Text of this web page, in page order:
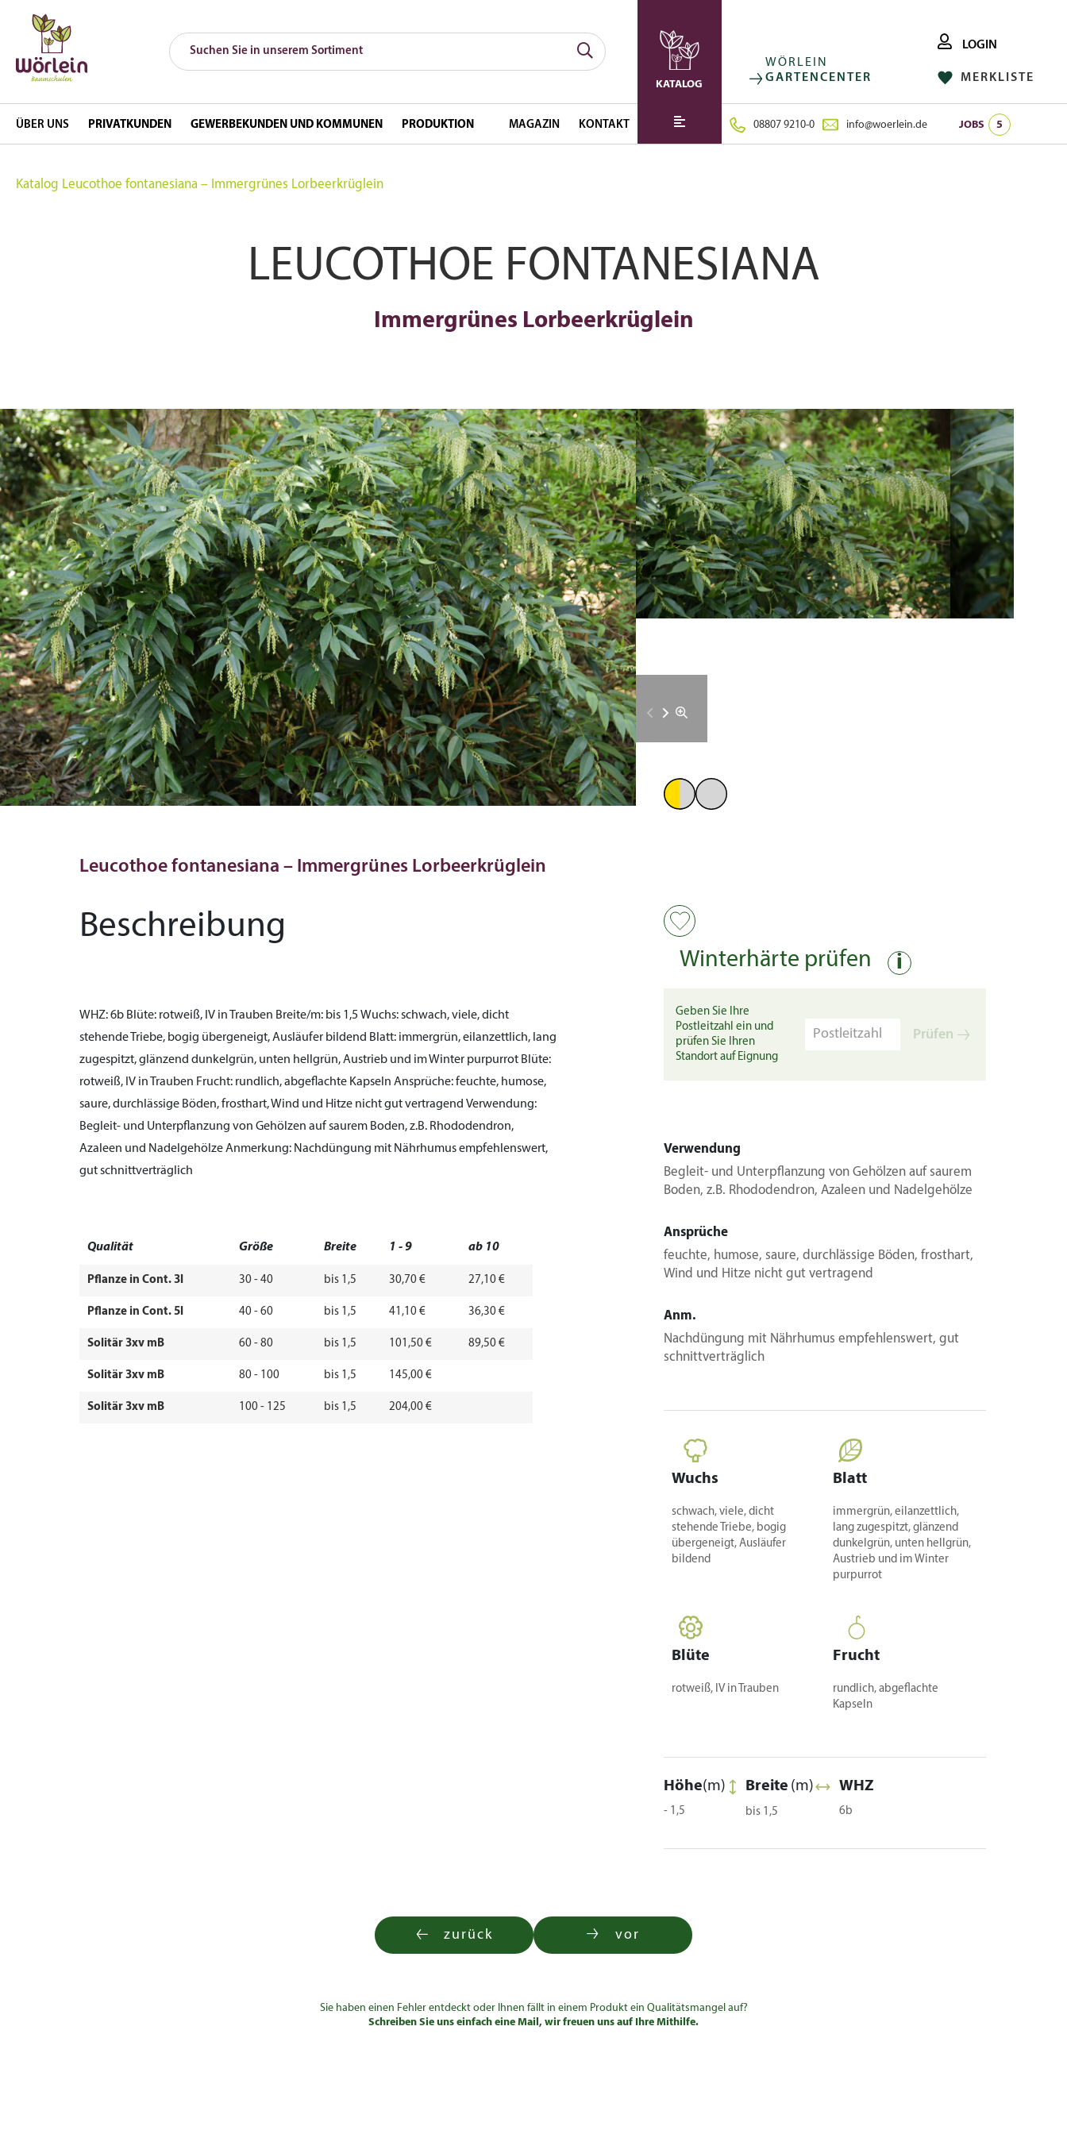
KATALOG
ÜBER UNS PRIVATKUNDEN GEWERBEKUNDEN UND KOMMUNEN PRODUKTION MAGAZIN KONTAKT
WÖRLEIN
GARTENCENTER
LOGIN
MERKLISTE
08807 9210-0 info@woerlein.de JOBS 5
FOLGE UNS AUF: INSTAGRAM FACEBOOK
Katalog Leucothoe fontanesiana – Immergrünes Lorbeerkrüglein
LEUCOTHOE FONTANESIANA
Immergrünes Lorbeerkrüglein
Leucothoe fontanesiana – Immergrünes Lorbeerkrüglein
Beschreibung
WHZ:6b Blüte: rotweiß, IV in Trauben Breite/m: bis 1,5Wuchs:schwach, viele, dicht
stehende Triebe, bogig übergeneigt, Ausläufer bildend Blatt: immergrün, eilanzettlich, lang
zugespitzt, glänzend dunkelgrün, unten hellgrün, Austrieb und im Winter purpurrot Blüte:
rotweiß, IV in Trauben Frucht: rundlich, abgeflachte Kapseln Ansprüche:feuchte, humose,
saure, durchlässige Böden, frosthart, Wind und Hitze nicht gut vertragend Verwendung:
Begleit- und Unterpflanzung von Gehölzen auf saurem Boden, z.B. Rhododendron,
Azaleen und NadelgehölzeAnmerkung: Nachdüngung mit Nährhumus empfehlenswert,
gut schnittverträglich
Qualität Größe Breite 1 - 9 ab 10
Pflanze in Cont. 3l 30 - 40 bis 1,5 30,70 € 27,10 €
Pflanze in Cont. 5l 40 - 60 bis 1,5 41,10 € 36,30 €
Solitär 3xv mB 60 - 80 bis 1,5 101,50 € 89,50 €
Solitär 3xv mB 80 - 100 bis 1,5 145,00 €
Solitär 3xv mB 100 - 125 bis 1,5 204,00 €
Winterhärte prüfen i
Geben Sie Ihre
Postleitzahl ein und
prüfen Sie Ihren
Standort auf Eignung
Prüfen
Verwendung
Begleit- und Unterpflanzung von Gehölzen auf saurem
Boden, z.B. Rhododendron, Azaleen und Nadelgehölze
Ansprüche
feuchte, humose, saure, durchlässige Böden, frosthart,
Wind und Hitze nicht gut vertragend
Anm.
Nachdüngung mit Nährhumus empfehlenswert, gut
schnittverträglich
Wuchs
schwach, viele, dicht
stehende Triebe, bogig
übergeneigt, Ausläufer
bildend
Blatt
immergrün, eilanzettlich,
lang zugespitzt, glänzend
dunkelgrün, unten hellgrün,
Austrieb und im Winter
purpurrot
Blüte
rotweiß, IV in Trauben
Frucht
rundlich, abgeflachte
Kapseln
Höhe(m)
- 1,5
Breite (m)
bis 1,5
WHZ
6b
zurück vor
Sie haben einen Fehler entdeckt oder Ihnen fällt in einem Produkt ein Qualitätsmangel auf?
Schreiben Sie uns einfach eine Mail, wir freuen uns auf Ihre Mithilfe.